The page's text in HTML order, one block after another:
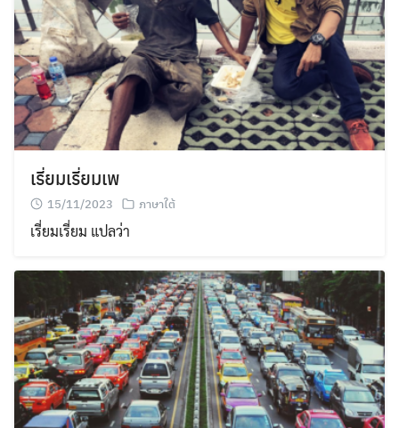
เรี่ยมเรี่ยมเพ
15/11/2023 ภาษาใต้
เรี่ยมเรี่ยม แปลว่า